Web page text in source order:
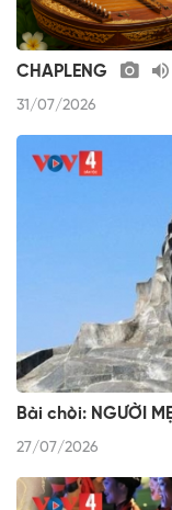
CHAPLENG
31/07/2026
Bài chòi: NGƯỜI
27/07/2026